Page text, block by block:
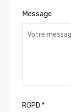
Message
RGPD *